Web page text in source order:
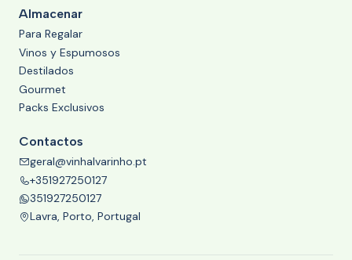
Almacenar
Para Regalar
Vinos y Espumosos
Destilados
Gourmet
Packs Exclusivos
Contactos
geral@vinhalvarinho.pt
+351927250127
351927250127
Lavra, Porto, Portugal